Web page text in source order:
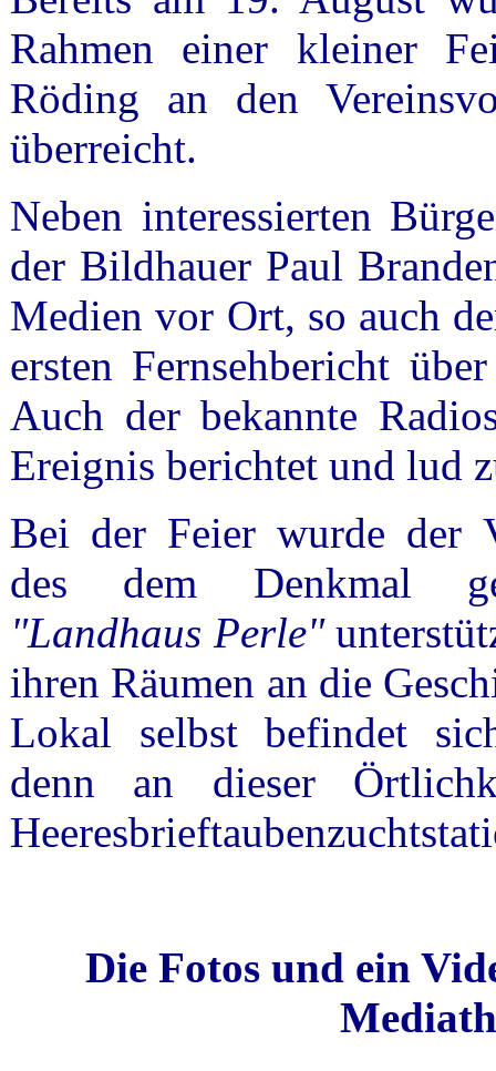
Rahmen einer kleiner
Röding an den
überreicht.
Neben interessierten
der Bildhauer Paul
Medien vor Ort, so auch
ersten Fernsehbericht
Auch der bekannte
Ereignis berichtet und lud
Bei der Feierwurde der
des dem Denkmal
"Landhaus Perle"
ihren Räumen an die
Lokal selbst befindet
denn an dieser
Die Fotos und ein